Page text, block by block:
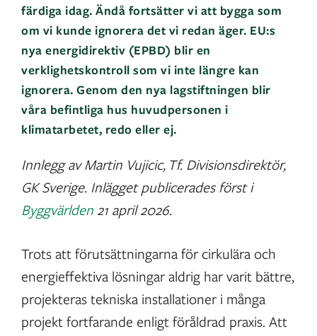
färdiga idag. Ändå fortsätter vi att bygga som
om vi kunde ignorera det vi redan äger. EU:s
nya energidirektiv (EPBD) blir en
verklighetskontroll som vi inte längre kan
ignorera. Genom den nya lagstiftningen blir
våra befintliga hus huvudpersonen i
klimatarbetet, redo eller ej.
Innlegg av Martin Vujicic, Tf. Divisionsdirektör,
GK Sverige. Inlägget publicerades först i
Byggvärlden 21 april 2026.
Trots att förutsättningarna för cirkulära och
energieffektiva lösningar aldrig har varit bättre,
projekteras tekniska installationer i många
projekt fortfarande enligt föråldrad praxis. Att